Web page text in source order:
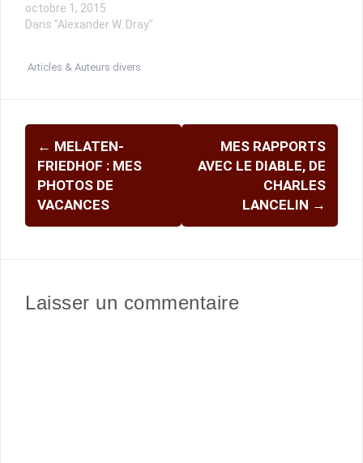
octobre 1, 2015
Dans "Alexander W. Dray"
Articles & Auteurs divers
Navigation
d'article
← MELATEN-
FRIEDHOF : MES
PHOTOS DE
VACANCES
MES RAPPORTS
AVEC LE DIABLE, DE
CHARLES
LANCELIN →
Laisser un commentaire